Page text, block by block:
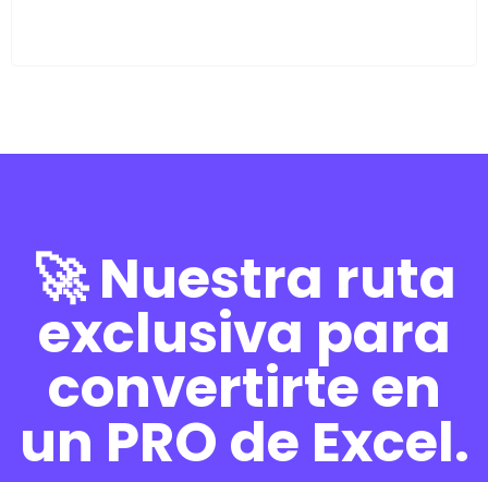
🚀 Nuestra ruta
exclusiva para
convertirte en
un PRO de Excel.